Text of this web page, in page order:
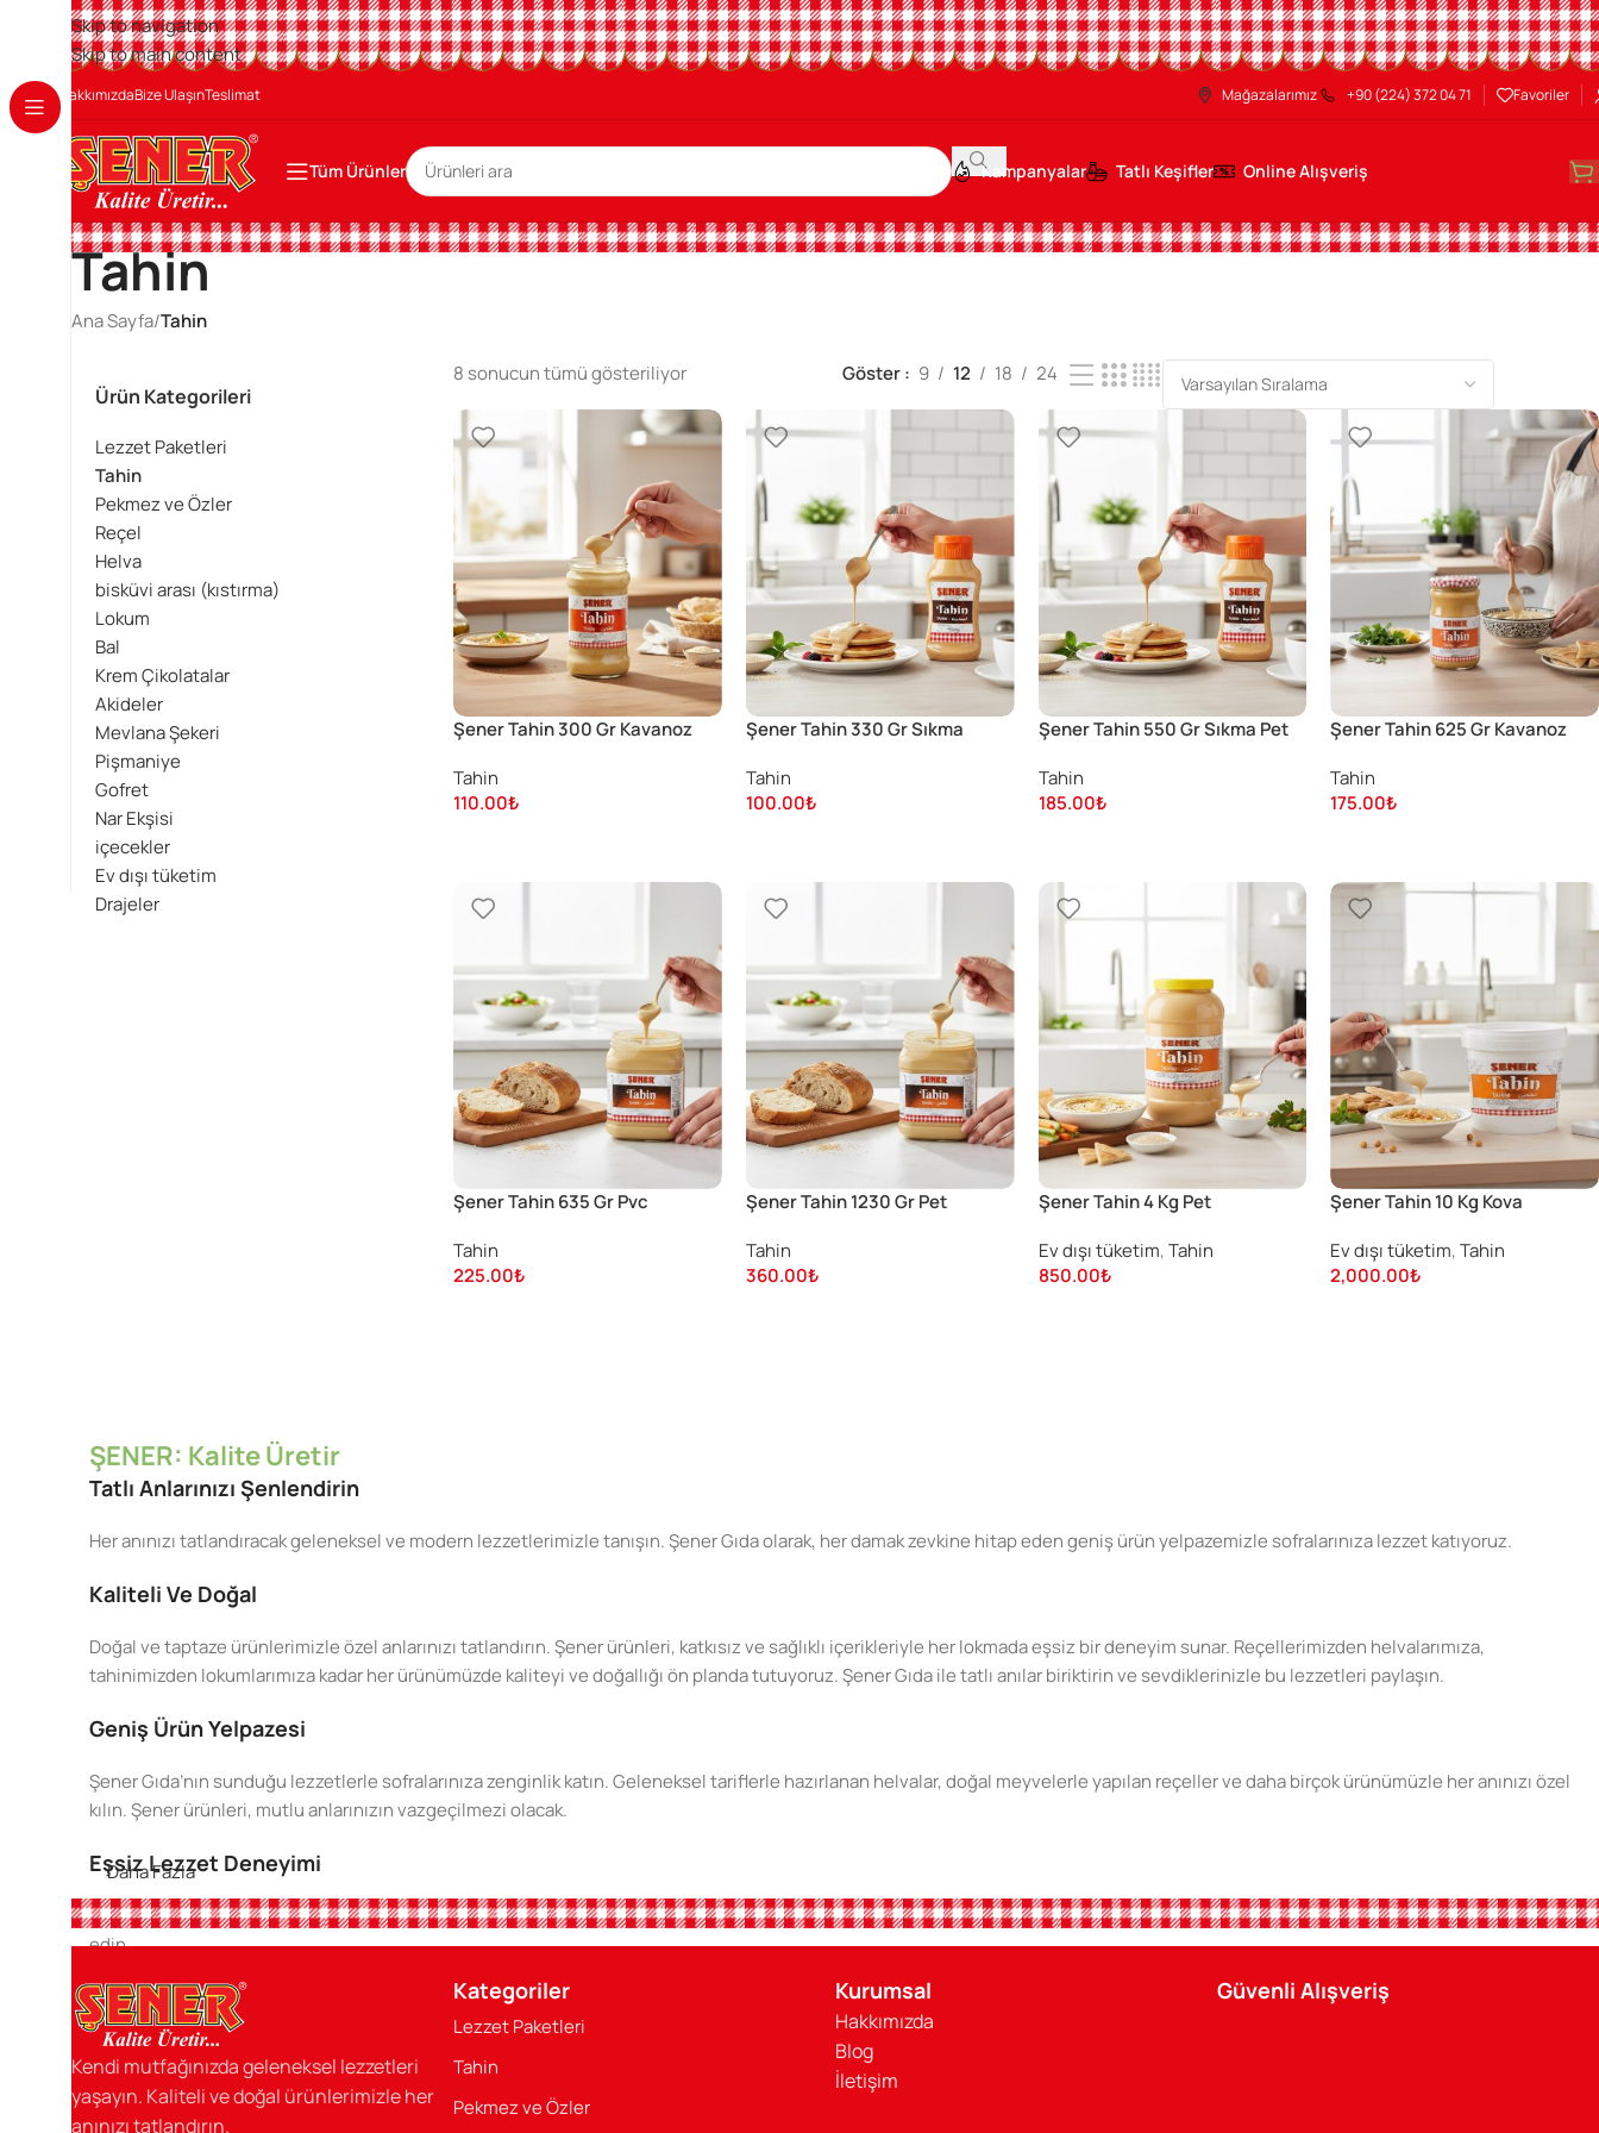
Skip to navigation
Skip to main content
HakkımızdaBize UlaşınTeslimat Mağazalarımız +90 (224) 372 04 71 Favoriler
Tüm Ürünler Kampanyalar Tatlı Keşifler Online Alışveriş
Tahin
Ana Sayfa/Tahin
Ürün Kategorileri
Lezzet Paketleri
Tahin
Pekmez ve Özler
Reçel
Helva
bisküvi arası (kıstırma)
Lokum
Bal
Krem Çikolatalar
Akideler
Mevlana Şekeri
Pişmaniye
Gofret
Nar Ekşisi
içecekler
Ev dışı tüketim
Drajeler
8 sonucun tümü gösteriliyor Göster 9 12 18 24
Şener Tahin 300 Gr Kavanoz
Tahin
110.00₺
Şener Tahin 330 Gr Sıkma
Tahin
100.00₺
Şener Tahin 550 Gr Sıkma Pet
Tahin
185.00₺
Şener Tahin 625 Gr Kavanoz
Tahin
175.00₺
Şener Tahin 635 Gr Pvc
Tahin
225.00₺
Şener Tahin 1230 Gr Pet
Tahin
360.00₺
Şener Tahin 4 Kg Pet
Ev dışı tüketim,Tahin
850.00₺
Şener Tahin 10 Kg Kova
Ev dışı tüketim, Tahin
2,000.00₺
ŞENER: Kalite Üretir
Tatlı Anlarınızı Şenlendirin
Her anınızı tatlandıracak geleneksel ve modern lezzetlerimizle tanışın. Şener Gıda olarak, her damak zevkine hitap eden geniş ürün yelpazemizle sofralarınıza lezzet katıyoruz.
Kaliteli Ve Doğal
Doğal ve taptaze ürünlerimizle özel anlarınızı tatlandırın. Şener ürünleri, katkısız ve sağlıklı içerikleriyle her lokmada eşsiz bir deneyim sunar. Reçellerimizden helvalarımıza,
tahinimizden lokumlarımıza kadar her ürünümüzde kaliteyi ve doğallığı ön planda tutuyoruz. Şener Gıda ile tatlı anılar biriktirin ve sevdiklerinizle bu lezzetleri paylaşın.
Geniş Ürün Yelpazesi
Şener Gıda’nın sunduğu lezzetlerle sofralarınıza zenginlik katın. Geleneksel tariflerle hazırlanan helvalar, doğal meyvelerle yapılan reçeller ve daha birçok ürünümüzle her anınızı özel
kılın. Şener ürünleri, mutlu anlarınızın vazgeçilmezi olacak.
Eşsiz Lezzet Deneyimi
Şener Gıda ile her lokmada doğanın en saf tatlarını keşfedin. Katkısız, doğal ve sağlıklı ürünlerimizle sevdiklerinize en iyisini sunun. Tatlı anılar biriktirmek için Şener ürünlerini tercih
edin.
Sofranızın Baş Tacı
Şener ürünleri, her öğününüzü şenlendirecek, özel anlarınızı daha da tatlandıracak. Sağlıklı beslenmenin ve doğal tatların keyfini çıkarın. Şener Gıda, her zaman yanınızda.
Sağlıklı Ve Lezzetli
Daha Fazla
Kendi mutfağınızda geleneksel lezzetleri
yaşayın. Kaliteli ve doğal ürünlerimizle her
anınızı tatlandırın.
Kategoriler
Lezzet Paketleri
Tahin
Pekmez ve Özler
Kurumsal
Hakkımızda
Blog
İletişim
Güvenli Alışveriş